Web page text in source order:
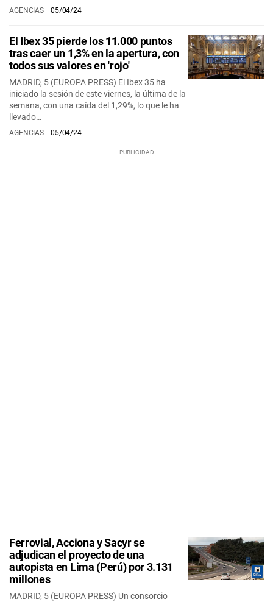
AGENCIAS 05/04/24
El Ibex 35 pierde los 11.000 puntos
tras caer un 1,3% en la apertura, con
todos sus valores en 'rojo'
MADRID, 5 (EUROPA PRESS) El Ibex 35 ha
iniciado la sesión de este viernes, la última de la
semana, con una caída del 1,29%, lo que le ha
llevado…
AGENCIAS 05/04/24
Ferrovial, Acciona y Sacyr se
adjudican el proyecto de una
autopista en Lima (Perú) por 3.131
millones
MADRID, 5 (EUROPA PRESS) Un consorcio